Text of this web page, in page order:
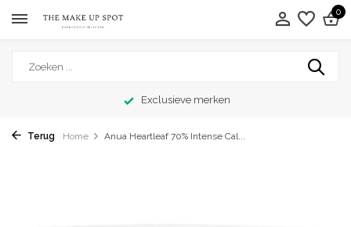
0
Exclusieve merken
Terug Home Anua Heartleaf 70% Intense Cal...